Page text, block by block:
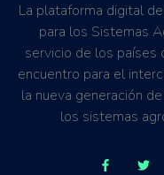
La plataforma digital
para los Sistemas
servicio de los países
encuentro para el
la nueva generación
los sistemas